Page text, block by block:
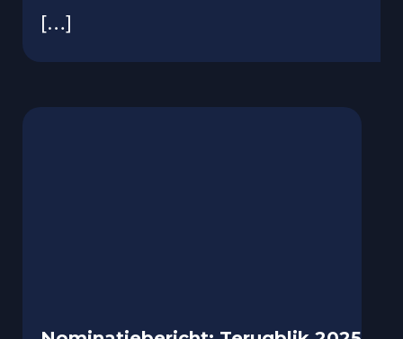
[…]